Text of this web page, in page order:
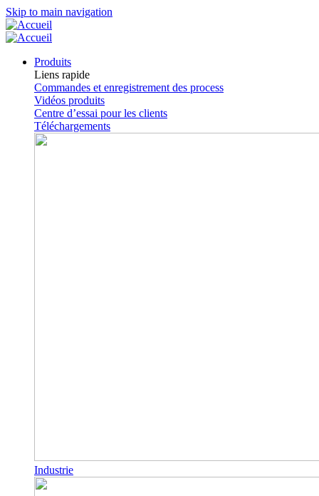
Skip to main navigation
Produits
Liens rapide
Commandes et enregistrement des process
Vidéos produits
Centre d’essai pour les clients
Téléchargements
Industrie